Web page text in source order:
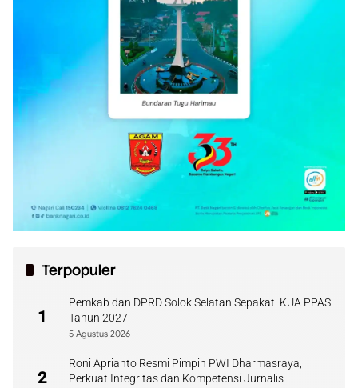
Terpopuler
1
Pemkab dan DPRD Solok Selatan Sepakati KUA PPAS
Tahun 2027
5 Agustus 2026
2
Roni Aprianto Resmi Pimpin PWI Dharmasraya,
Perkuat Integritas dan Kompetensi Jurnalis